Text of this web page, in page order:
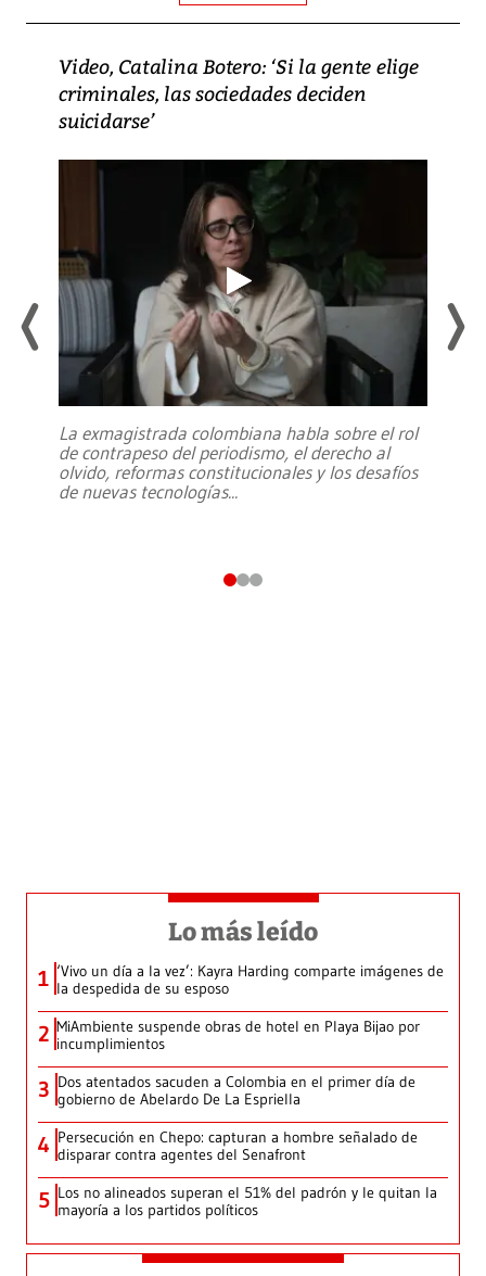
Video, Catalina Botero: ‘Si la gente elige
criminales, las sociedades deciden
suicidarse’
La exmagistrada colombiana habla sobre el rol
de contrapeso del periodismo, el derecho al
olvido, reformas constitucionales y los desafíos
de nuevas tecnologías...
Lo más leído
1 ‘Vivo un día a la vez’: Kayra Harding comparte imágenes de
la despedida de su esposo
2 MiAmbiente suspende obras de hotel en Playa Bijao por
incumplimientos
3 Dos atentados sacuden a Colombia en el primer día de
gobierno de Abelardo De La Espriella
4 Persecución en Chepo: capturan a hombre señalado de
disparar contra agentes del Senafront
5 Los no alineados superan el 51% del padrón y le quitan la
mayoría a los partidos políticos